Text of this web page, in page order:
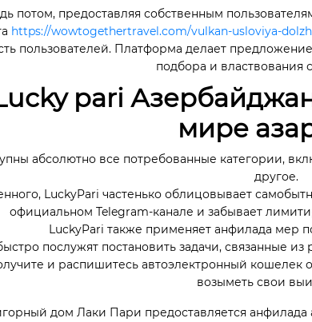
потом, предоставляя собственным
https://wowtogethertravel.com/vulkan-usloviya-
пользователей. Платформа делает
подбора и властвования
pari
мире
абсолютно все потребованные категории,
другое.
LuckyPari частенько облицовывает
официальном Telegram-канале и забывает
LuckyPari также применяет анфилада мер
послужят постановить задачи, связанные
и распишитесь автоэлектронный кошелек
возыметь свои
дом Лаки Пари предоставляется анфилада